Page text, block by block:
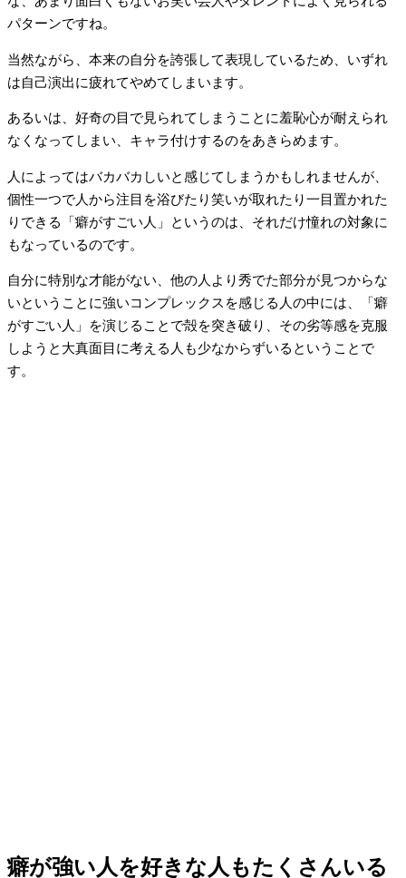
パターンですね。
当然ながら、本来の自分を誇張して表現しているため、いずれ
は自己演出に疲れてやめてしまいます。
あるいは、好奇の目で見られてしまうことに羞恥心が耐えられ
なくなってしまい、キャラ付けするのをあきらめます。
人によってはバカバカしいと感じてしまうかもしれませんが、
個性一つで人から注目を浴びたり笑いが取れたり一目置かれた
りできる「癖がすごい人」というのは、それだけ憧れの対象に
もなっているのです。
自分に特別な才能がない、他の人より秀でた部分が見つからな
いということに強いコンプレックスを感じる人の中には、「癖
がすごい人」を演じることで殻を突き破り、その劣等感を克服
しようと大真面目に考える人も少なからずいるということで
す。
癖が強い人を好きな人もたくさんいる